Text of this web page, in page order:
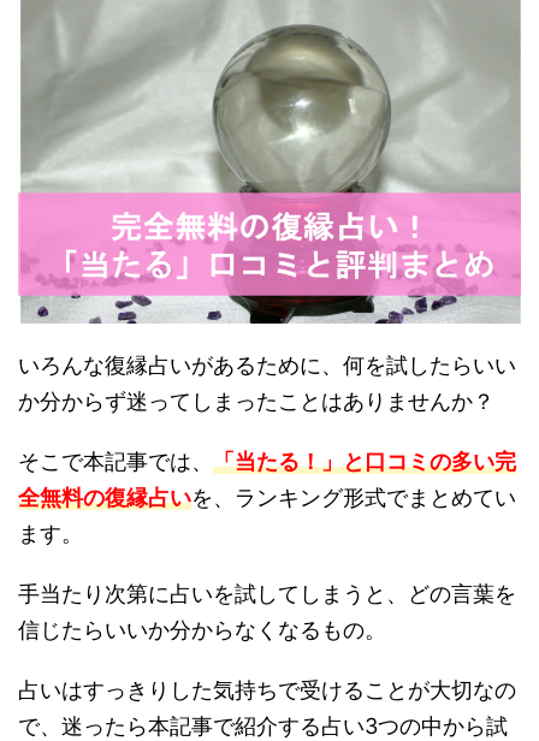
いろんな復縁占いがあるために、何を試したらいい
か分からず迷ってしまったことはありませんか？
そこで本記事では、 「当たる！」と口コミの多い完
全無料の復縁占いを、ランキング形式でまとめてい
ます。
手当たり次第に占いを試してしまうと、どの言葉を
信じたらいいか分からなくなるもの。
占いはすっきりした気持ちで受けることが大切なの
で、迷ったら本記事で紹介する占い3つの中から試